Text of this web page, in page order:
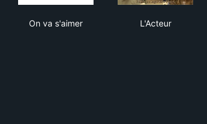
On va s'aimer
L'Acteur